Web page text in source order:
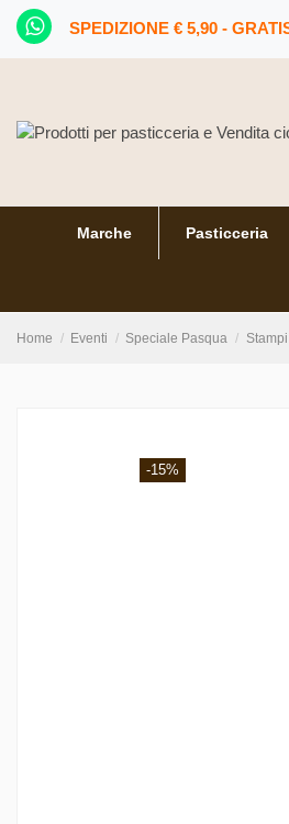
SPEDIZIONE € 5,90 -
Marche Pasticceria
Home Eventi Speciale Pasqua
-15%